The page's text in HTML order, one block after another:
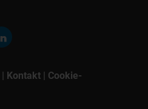
| Kontakt | Cookie-